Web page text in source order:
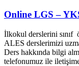
Online LGS –
İlkokul derslerini
ALES derslerimizi
Ders hakkında bilgi
telefonumuz ile